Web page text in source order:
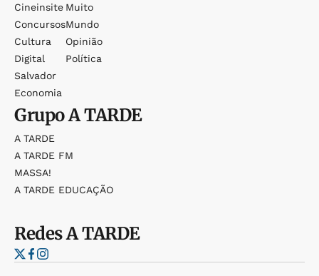
Cineinsite
Concursos
Cultura
Digital
Salvador
Economia
Muito
Mundo
Opinião
Política
GrupoA TARDE
A TARDE
A TARDE FM
MASSA!
A TARDE EDUCAÇÃO
RedesA TARDE